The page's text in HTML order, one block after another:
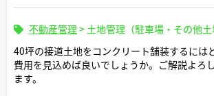
不動産管理 > 土地管理（駐車場・その他土
40坪の接道土地をコンクリート舗装するには
費用を見込めば良いでしょうか。ご解説よろ
ます。